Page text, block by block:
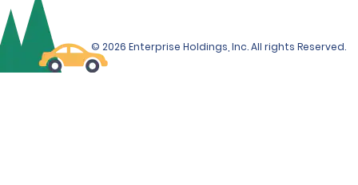
© 2026 Enterprise Holdings, Inc. All rights Reserved.